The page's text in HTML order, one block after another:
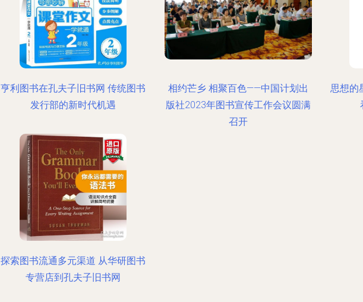
亨利图书在孔夫子旧书网 传统图书
发行部的新时代机遇
相约芒乡 相聚百色——中国计划出
版社2023年图书宣传工作会议圆满
召开
思想的
探索图书流通多元渠道 从华研图书
专营店到孔夫子旧书网